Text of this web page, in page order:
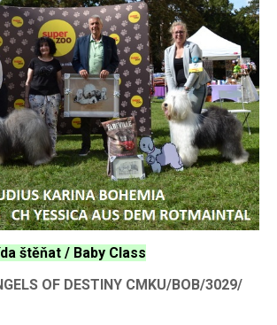
štěňat / Baby Class
OF DESTINY CMKU/BOB/3029/